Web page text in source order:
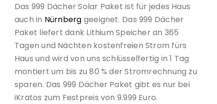
Das 999 Dächer Solar Paket ist für jedes Haus
auch in Nürnberg geeignet. Das 999 Dächer
Paket liefert dank Lithium Speicher an 365
Tagen und Nächten kostenfreien Strom fürs
Haus und wird von uns schlüsselfertig in 1 Tag
montiert um bis zu 80 % der Stromrechnung zu
sparen. Das 999 Dächer Paket gibt es nur bei
iKratos zum Festpreis von 9.999 Euro.